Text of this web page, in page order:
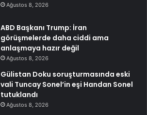
Ağustos 8, 2026
ABD Başkanı Trump: İran
görüşmelerde daha ciddi ama
anlaşmaya hazır değil
Ağustos 8, 2026
Gülistan Doku soruşturmasında eski
vali Tuncay Sonel’in eşi Handan Sonel
tutuklandı
Ağustos 8, 2026